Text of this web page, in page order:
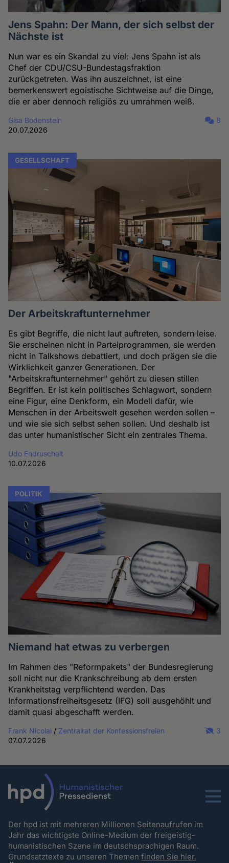
Jens Spahn: Der Mann, der sich selbst der
Nächste ist
Nun war es ein Skandal zu viel: Jens Spahn ist als
Chef der CDU/CSU-Bundestagsfraktion
zurückgetreten. Was ihn auszeichnet, ist eine
bemerkenswert egoistische Sichtweise auf die Dinge,
die er aber dennoch religiös zu umrahmen weiß.
Gisa Bodenstein
20.07.2026
8
GESELLSCHAFT
Der Arbeitskraftunternehmer
Es gibt Begriffe, die nicht laut auftreten, sondern leise.
Sie erscheinen nicht in Parteiprogrammen, sie werden
nicht in Talkshows debattiert, und doch prägen sie die
Wirklichkeit ganzer Generationen. Der
"Arbeitskraftunternehmer" gehört zu diesen stillen
Begriffen. Er ist kein politisches Schlagwort, sondern
eine Figur, eine Denkform, ein Modell dafür, wie
Menschen in der Arbeitswelt gesehen werden sollen –
und wie sie sich selbst sehen sollen. Und deshalb ist
das unter humanistischer Sicht ein zentrales Thema.
Udo Endruscheit
10.07.2026
POLITIK
Niemand hat etwas zu verbergen
Im Rahmen des "Reformpakets" der Bundesregierung
soll nicht nur die Krankschreibung ab dem ersten
Krankheitstag verpflichtend werden. Das
Informationsfreiheitsgesetz (IFG) soll ausgehöhlt und
damit quasi abgeschafft werden.
Frank Nicolai / Zentralrat der Konfessionsfreien
07.07.2026
3
Menu
Der hpd ist mit mehreren Millionen Seitenaufrufen im
Jahr das wichtigste Online-Medium der freigeistig-
humanistischen Szene im deutschsprachigen Raum.
Grundsatztexte zu unseren Themenfinden Sie hier.